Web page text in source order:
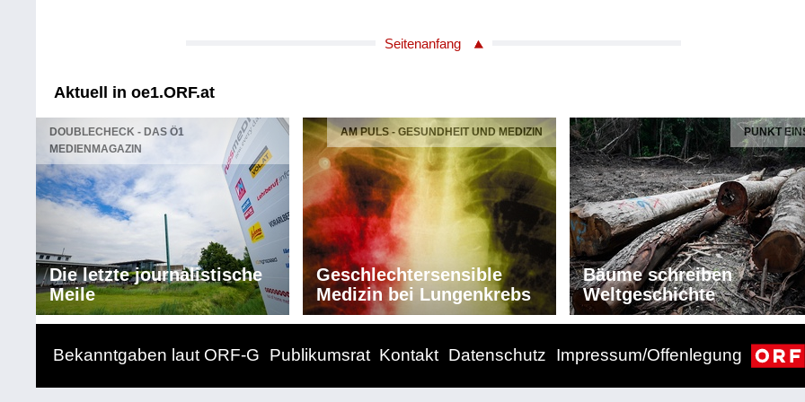
Seitenanfang
Aktuell in oe1.ORF.at
DOUBLECHECK - DAS Ö1
MEDIENMAGAZIN
Die letzte journalistische
Meile
AM PULS - GESUNDHEIT UND MEDIZIN
Geschlechtersensible
Medizin bei Lungenkrebs
PUNKT
Bäume schreiben
Weltgeschichte
Bekanntgaben laut ORF-G Publikumsrat Kontakt Datenschutz Impressum/Offenlegung